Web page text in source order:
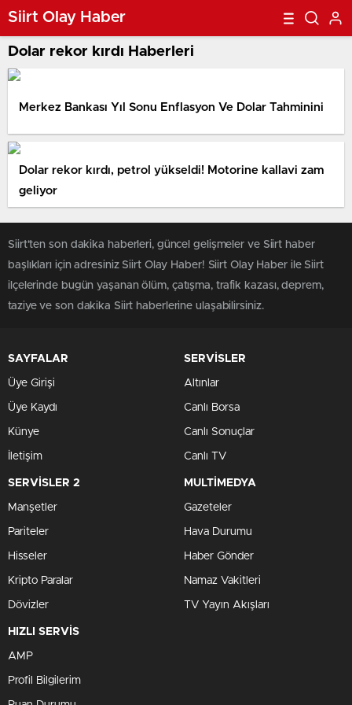
Siirt Olay Haber
Dolar rekor kırdı Haberleri
Merkez Bankası Yıl Sonu Enflasyon Ve Dolar Tahminini
Dolar rekor kırdı, petrol yükseldi! Motorine kallavi zam
geliyor
Siirt'ten son dakika haberleri, güncel gelişmeler ve Siirt haber
başlıkları için adresiniz Siirt Olay Haber! Siirt Olay Haber ile Siirt
ilçelerinde bugün yaşanan ölüm, çatışma, trafik kazası, deprem,
taziye ve son dakika Siirt haberlerine ulaşabilirsiniz.
SAYFALAR
Üye Girişi
Üye Kaydı
Künye
İletişim
SERVİSLER
Altınlar
Canlı Borsa
Canlı Sonuçlar
Canlı TV
SERVİSLER 2
Manşetler
Pariteler
Hisseler
Kripto Paralar
Dövizler
MULTİMEDYA
Gazeteler
Hava Durumu
Haber Gönder
Namaz Vakitleri
TV Yayın Akışları
HIZLI SERVİS
AMP
Profil Bilgilerim